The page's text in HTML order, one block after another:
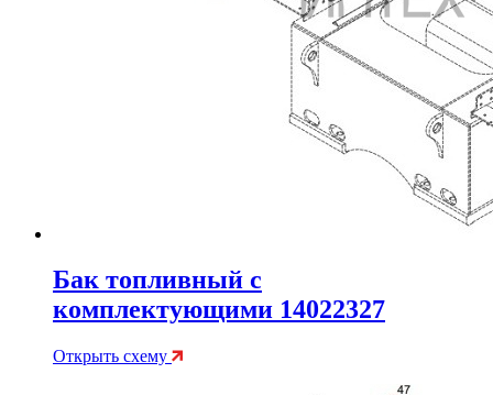
Бак топливный с
комплектующими 14022327
Открыть схему